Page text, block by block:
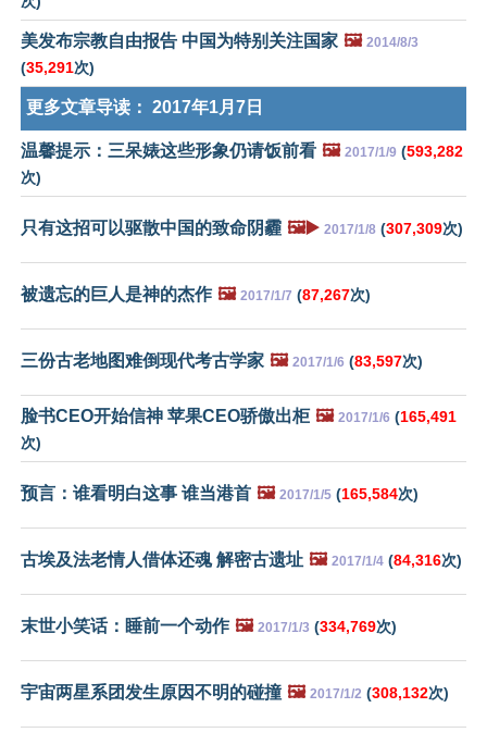
美发布宗教自由报告 中国为特别关注国家 🖼️ 2014/8/3
(35,291次)
更多文章导读： 2017年1月7日
温馨提示：三呆婊这些形象仍请饭前看 🖼️ 2017/1/9 (593,282
次)
只有这招可以驱散中国的致命阴霾 🖼️▶️ 2017/1/8 (307,309次)
被遗忘的巨人是神的杰作 🖼️ 2017/1/7 (87,267次)
三份古老地图难倒现代考古学家 🖼️ 2017/1/6 (83,597次)
脸书CEO开始信神 苹果CEO骄傲出柜 🖼️ 2017/1/6 (165,491
次)
预言：谁看明白这事 谁当港首 🖼️ 2017/1/5 (165,584次)
古埃及法老情人借体还魂 解密古遗址 🖼️ 2017/1/4 (84,316次)
末世小笑话：睡前一个动作 🖼️ 2017/1/3 (334,769次)
宇宙两星系团发生原因不明的碰撞 🖼️ 2017/1/2 (308,132次)